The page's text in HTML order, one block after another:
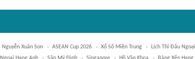
Nguyễn Xuân Son ASEAN Cup 2026 Xổ Số Miền Trung Lịch Thi Đấu